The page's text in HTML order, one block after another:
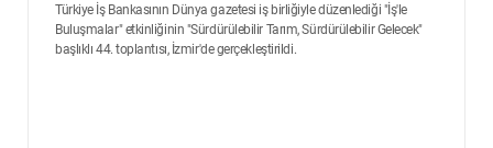
Türkiye İş Bankasının Dünya gazetesi iş birliğiyle düzenlediği "İş'le
Buluşmalar" etkinliğinin "Sürdürülebilir Tarım, Sürdürülebilir Gelecek"
başlıklı 44. toplantısı, İzmir'de gerçekleştirildi.